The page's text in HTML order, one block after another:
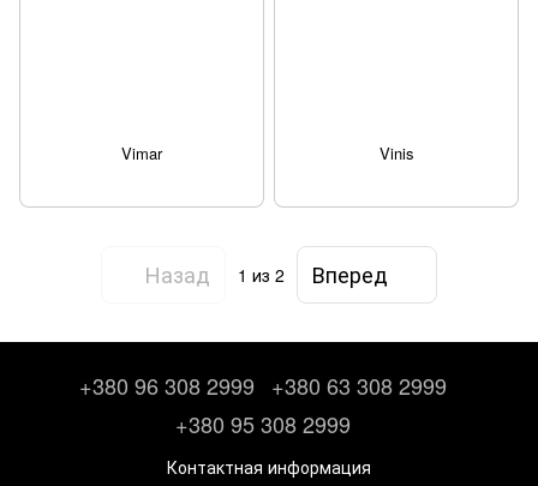
Vimar Vinis
Назад 1 из 2 Вперед
+380 96 308 2999
+380 63 308 2999
+380 95 308 2999
Контактная информация